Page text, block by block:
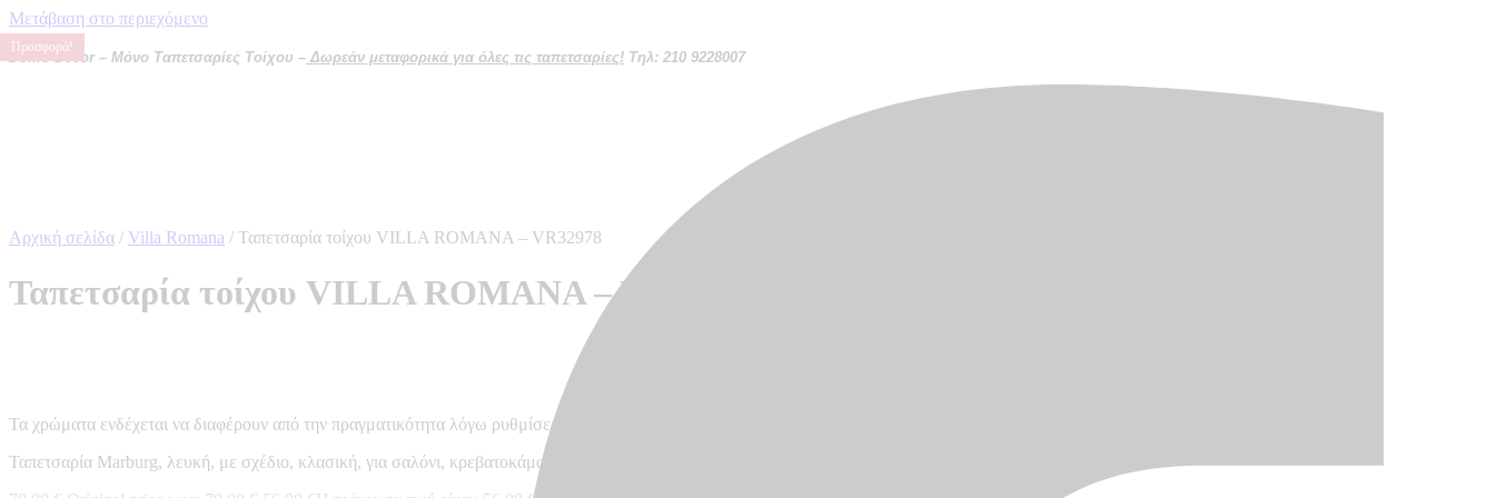
Μετάβαση στο περιεχόμενο
Domo Decor – Μόνο Ταπετσαρίες Τοίχου – Δωρεάν μεταφορικά για όλες τις ταπετσαρίες! Τηλ: 210 9228007
Αρχική σελίδα / Villa Romana / Ταπετσαρία τοίχου VILLA ROMANA – VR32978
Ταπετσαρία τοίχου VILLA ROMANA – VR32978
Τα χρώματα ενδέχεται να διαφέρουν από την πραγματικότητα λόγω ρυθμίσεων κάθε οθόνης
Ταπετσαρία Marburg, λευκή, με σχέδιο, κλασική, για σαλόνι, κρεβατοκάμαρα – Made in Germany, 10,05 x 0,53m
Προσφορά!
Προσφορά!
Προσφορά!
Προσφορά!